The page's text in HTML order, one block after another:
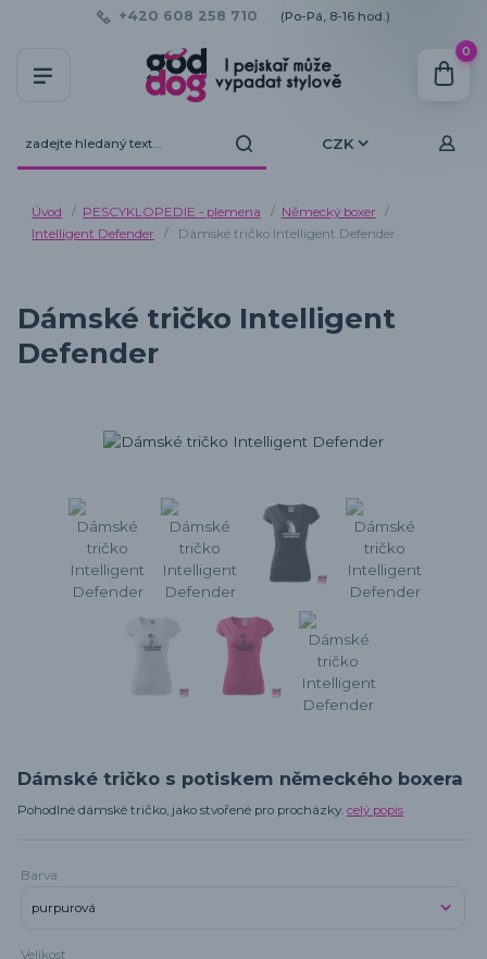
CZK
+420 608 258 710 (Po-Pá, 8-16 hod.)
0
Úvod PESCYKLOPEDIE - plemena
Německý boxer
Intelligent Defender
Dámské tričko Intelligent Defender
Dámské tričko Intelligent
Defender
Dámské tričko s potiskem německého boxera
Pohodlné dámské tričko, jako stvořené pro procházky. celý popis
Barva
Velikost